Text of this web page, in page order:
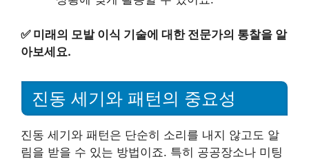
✅ 미래의 모발 이식 기술에 대한 전문가의 통찰을 알
아보세요.
진동 세기와 패턴의 중요성
진동 세기와 패턴은 단순히 소리를 내지 않고도 알
림을 받을 수 있는 방법이죠. 특히 공공장소나 미팅